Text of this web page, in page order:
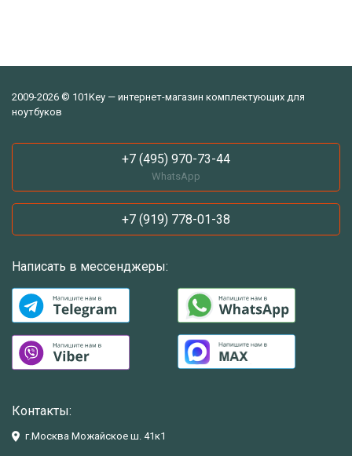
2009-2026 © 101Key — интернет-магазин комплектующих для
ноутбуков
+7 (495) 970-73-44
WhatsApp
+7 (919) 778-01-38
Написать в мессенджеры:
Контакты:
г.Москва Можайское ш. 41к1